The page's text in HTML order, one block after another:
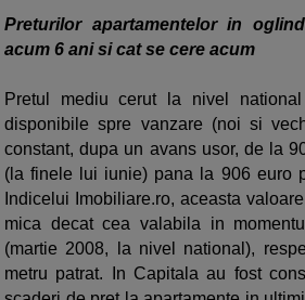
Preturilor apartamentelor in
acum 6 ani si cat se cere acum
Pretul mediu cerut la nivel national
disponibile spre vanzare (noi si
constant, dupa un avans usor, de la
(la finele lui iunie) pana la 906 euro
Indicelui Imobiliare.ro, aceasta
mica decat cea valabila in
(martie 2008, la nivel national),
metru patrat. In Capitala au fost